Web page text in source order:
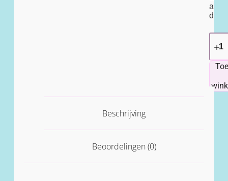
a
d
Beschrijving
Beoordelingen (0)